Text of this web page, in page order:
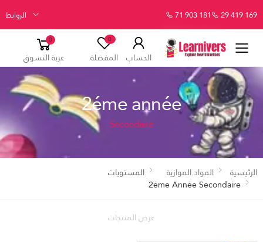
29 419 169
71 903 181 الروابط
الحساب
0
المفضلة
0
عربة التسوق
2éme année
Secondaire
الرئيسية المواد الموازية
المستويات
2éme Année Secondaire
عرض المنتجات